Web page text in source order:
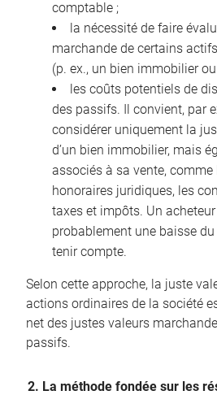
comptable ;
la nécessité de faire
marchande de certains
(p. ex., un bien immobilier
les coûts potentiels de
des passifs. Il convient, par
considérer uniquement la
d’un bien immobilier, mais
associés à sa vente, comme
honoraires juridiques, les
taxes et impôts. Un
probablement une baisse du
tenir compte.
Selon cette approche, la juste
actions ordinaires de la société
net des justes valeurs
passifs.
2. La méthode fondée sur les